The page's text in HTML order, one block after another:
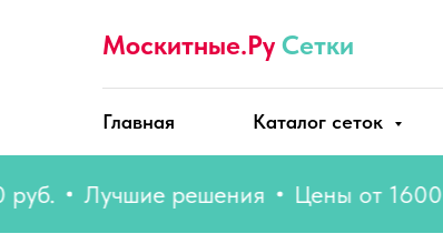
Москитные.Ру Сетки
Главная Каталог сеток
Лучшие решения Цены от 1600 руб.